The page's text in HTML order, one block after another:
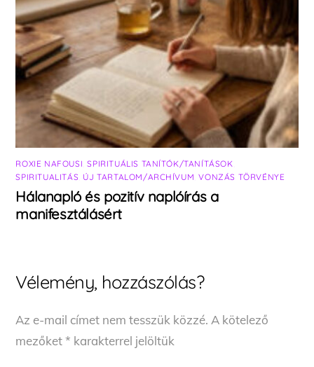
ROXIE NAFOUSI ,SPIRITUÁLIS TANÍTÓK/TANÍTÁSOK
SPIRITUALITÁS ÚJ TARTALOM/ARCHÍVUM ,VONZÁS TÖRVÉNYE
Hálanapló és pozitív naplóírás a
manifesztálásért
Vélemény, hozzászólás?
Az e-mail címet nem tesszük közzé. A kötelező
mezőket* karakterrel jelöltük